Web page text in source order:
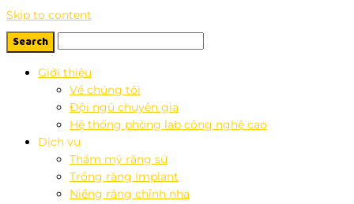
Skip to content
Giới thiệu
Về chúng tôi
Đội ngũ chuyên gia
Hệ thống phòng lab công nghệ cao
Dịch vụ
Thẩm mỹ răng sứ
Trồng răng Implant
Niềng răng chỉnh nha